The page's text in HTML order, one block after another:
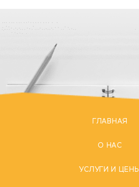
ГЛАВНАЯ
О НАС
УСЛУГИ И ЦЕНЫ